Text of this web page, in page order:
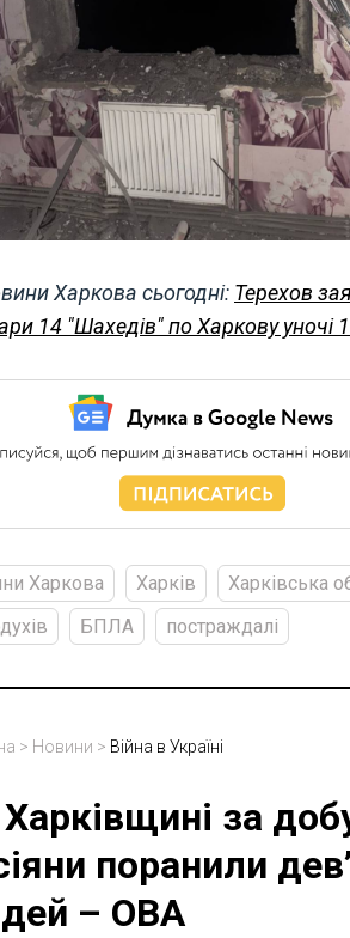
Харкова сьогодні: Терехов
14 "Шахедів" по Харкову уночі
Харкова Харків
Харківська
БПЛА постраждалі
> Новини > Війна в Україні
за
поранили
– ОВА